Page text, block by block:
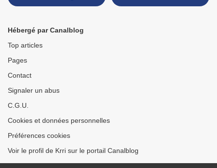
Hébergé par Canalblog
Top articles
Pages
Contact
Signaler un abus
C.G.U.
Cookies et données personnelles
Préférences cookies
Voir le profil de Krri sur le portail Canalblog